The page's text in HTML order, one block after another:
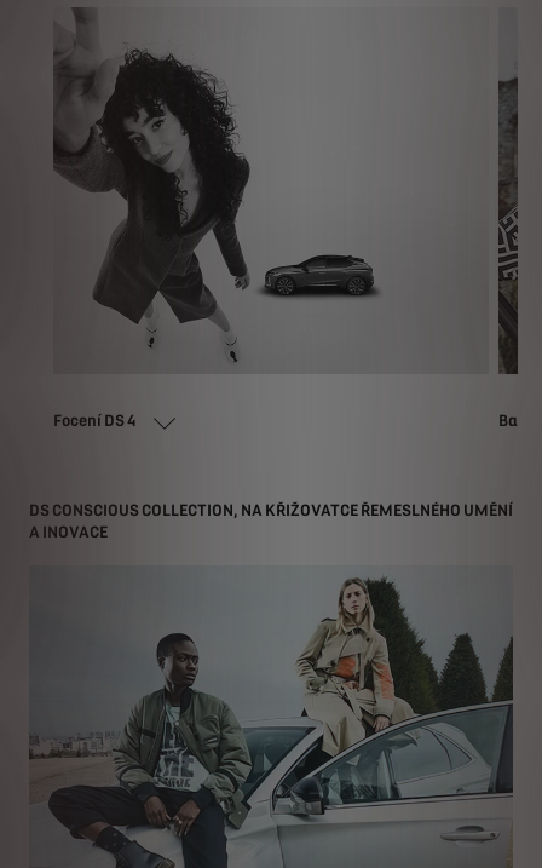
Focení DS 4
DS CONSCIOUS COLLECTION, NA KŘIŽOVATCE ŘEMESLNÉHO UMĚNÍ
A INOVACE